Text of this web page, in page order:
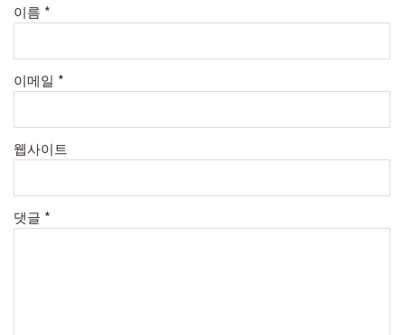
이름 *
이메일 *
웹사이트
댓글 *